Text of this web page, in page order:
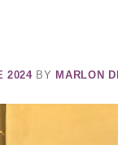
2024 BY MARLON